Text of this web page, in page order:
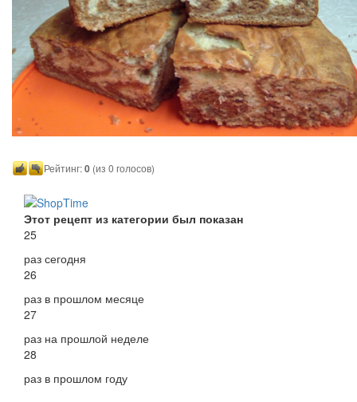
Рейтинг:0 (из 0 голосов)
Этот рецепт из категории был показан
25
раз сегодня
26
раз в прошлом месяце
27
раз на прошлой неделе
28
раз в прошлом году